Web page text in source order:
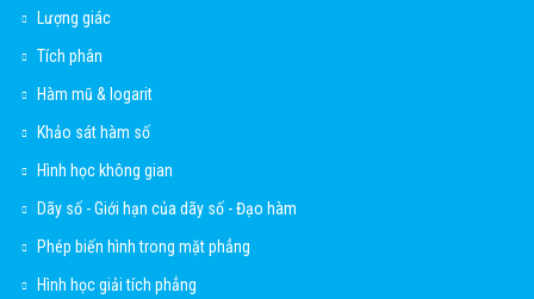
Lượng giác
Tích phân
Hàm mũ & logarit
Khảo sát hàm số
Hình học không gian
Dãy số - Giới hạn của dãy số - Đạo hàm
Phép biến hình trong mặt phẳng
Hình học giải tích phẳng